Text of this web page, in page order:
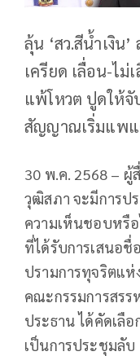
ลุ้น ‘สว.สีน้ำเงิน
เครียด เลื่อน-ไม่
แพ้โหวต ปูดให้จั
สัญญาณเริ่มแพแ
30 พ.ค. 2568 – ผู้
วุฒิสภา จะมีการป
ความเห็นชอบหรื
ที่ได้รับการเสนอชื่
ปรามการทุจริตแ
คณะกรรมการสรร
ประธาน ได้คัดเลื
เป็นการประชุมลับ